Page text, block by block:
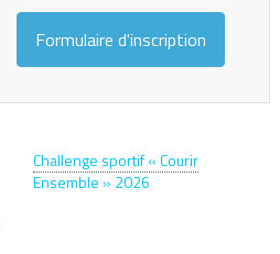
Formulaire d'inscription
Challenge sportif « Courir
Ensemble » 2026